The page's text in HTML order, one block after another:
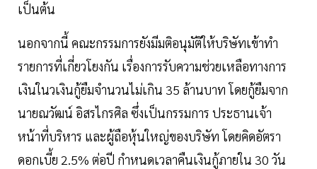
เป็นต้น
นอกจากนี้ คณะกรรมการยังมีมติอนุมัติให้บริษัทเข้าทำ
รายการที่เกี่ยวโยงกัน เรื่องการรับความช่วยเหลือทางการ
เงินในวเงินกู้ยืมจำนวนไม่เกิน 35 ล้านบาท โดยกู้ยืมจาก
นายณวัฒน์ อิสรไกรศิล ซึ่งเป็นกรรมการ ประธานเจ้า
หน้าที่บริหาร และผู้ถือหุ้นใหญ่ของบริษัท โดยคิดอัตรา
ดอกเบี้ย 2.5% ต่อปี กำหนดเวลาคืนเงินกู้ภายใน 30 วัน